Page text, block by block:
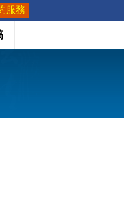
服務